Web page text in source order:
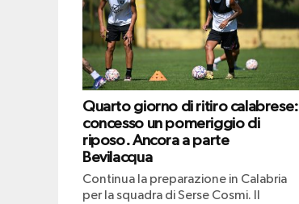
Quarto giorno di ritiro calabrese:
concesso un pomeriggio di
riposo. Ancora a parte
Bevilacqua
Continua la preparazione in Calabria
per la squadra di Serse Cosmi. Il